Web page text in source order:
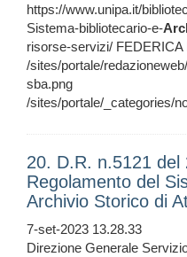
https://www.unipa.it/
Sistema-bibliotecario-e-
risorse-servizi/ FEDERICA
/sites/portale/
sba.png
/sites/portale/_categories/
20. D.R. n.5121 del
Regolamento del
Archivio Storico di
7-set-2023 13.28.33
Direzione Generale